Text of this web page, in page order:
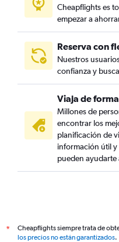
Cheapflights es
empezar a
Reserva con
Nuestros
confianza y
Viaja de
Millones de
encontrar los
planificación de
información útil y
pueden ayudarte
*
Cheapflights siempre trata de
los precios no están garantizados.